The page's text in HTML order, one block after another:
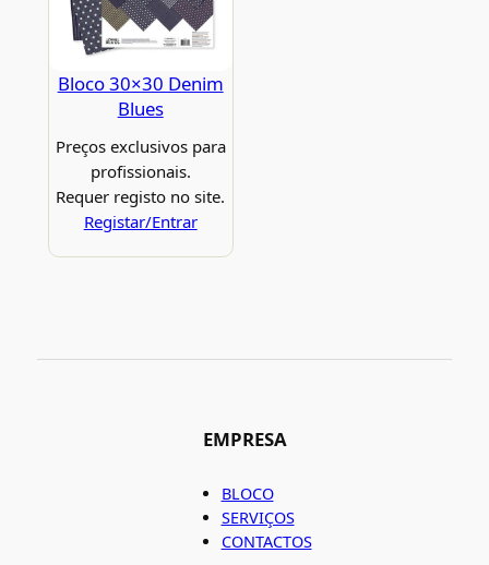
Bloco 30×30 Denim
Blues
Preços exclusivos para
profissionais.
Requer registo no site.
Registar/Entrar
EMPRESA
BLOCO
SERVIÇOS
CONTACTOS